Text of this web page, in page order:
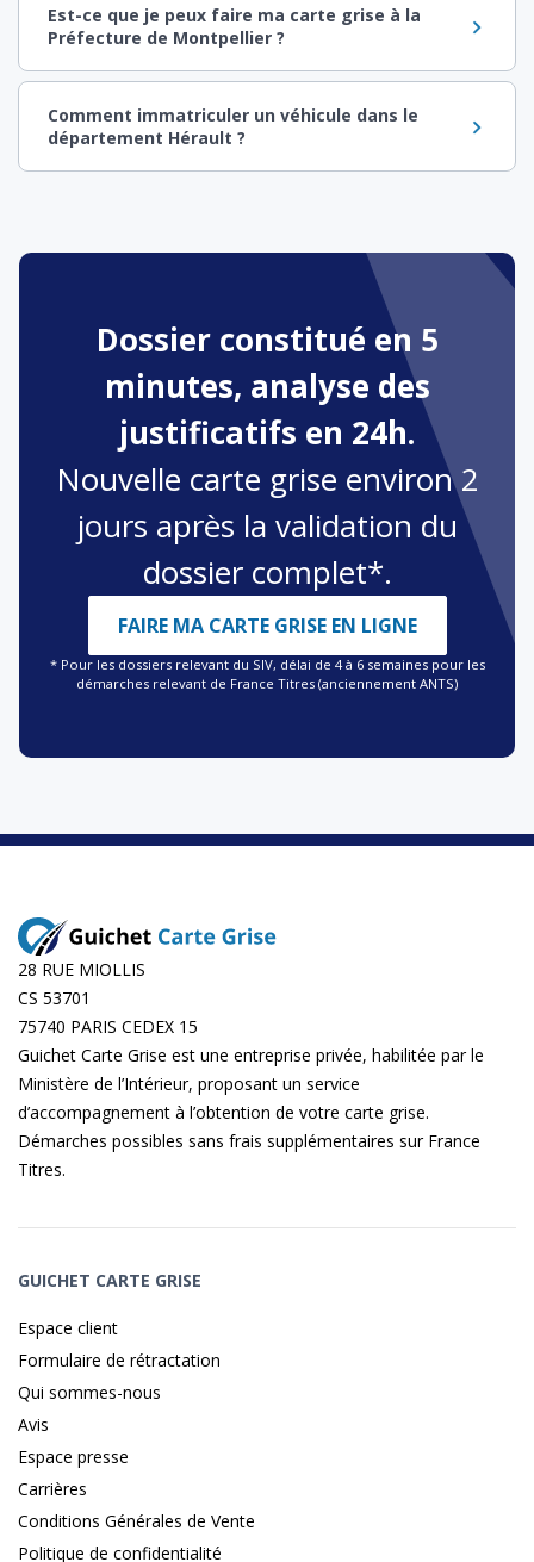
Est-ce que je peux faire ma carte grise à la
Préfecture de Montpellier ?
Comment immatriculer un véhicule dans le
département Hérault ?
Dossier constitué en 5
minutes, analyse des
justificatifs en 24h.
Nouvelle carte grise environ 2
jours après la validation du
dossier complet*.
FAIRE MA CARTE GRISE EN LIGNE
* Pour les dossiers relevant du SIV, délai de 4 à 6 semaines pour les
démarches relevant de France Titres (anciennement ANTS)
28 RUE MIOLLIS
CS 53701
75740 PARIS CEDEX 15
Guichet Carte Grise est une entreprise privée, habilitée par le
Ministère de l’Intérieur, proposant un service
d’accompagnement à l’obtention de votre carte grise.
Démarches possibles sans frais supplémentaires sur France
Titres.
GUICHET CARTE GRISE
Espace client
Formulaire de rétractation
Qui sommes-nous
Avis
Espace presse
Carrières
Conditions Générales de Vente
Politique de confidentialité